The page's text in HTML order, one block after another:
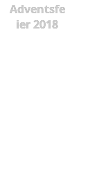
Adventsfe
ier 2018